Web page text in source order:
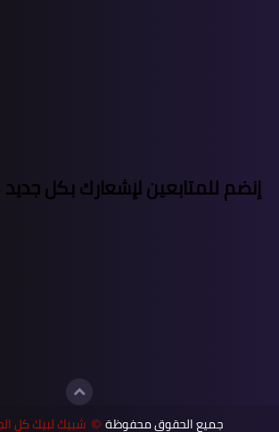
إنضم للمتابعين لإشعارك بكل
جميع الحقوق محفوظة © شبيك لبيك كل